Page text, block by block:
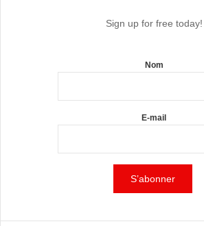
Sign up for free today!
Nom
E-mail